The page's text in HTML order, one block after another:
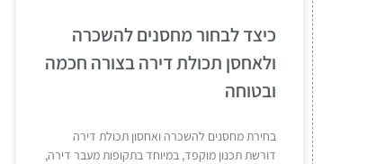
כיצד לבחור מחסנים להשכרה
ולאחסן תכולת דירה בצורה חכמה
ובטוחה
בחירת מחסנים להשכרה ואחסון תכולת דירה
דורשת תכנון מוקפד, במיוחד בתקופות מעבר דירה,